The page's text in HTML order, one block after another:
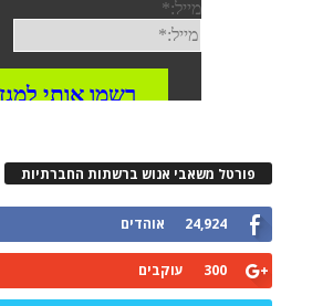
פורטל משאבי אנוש ברשתות החברתיות
24,924 אוהדים
300 עוקבים